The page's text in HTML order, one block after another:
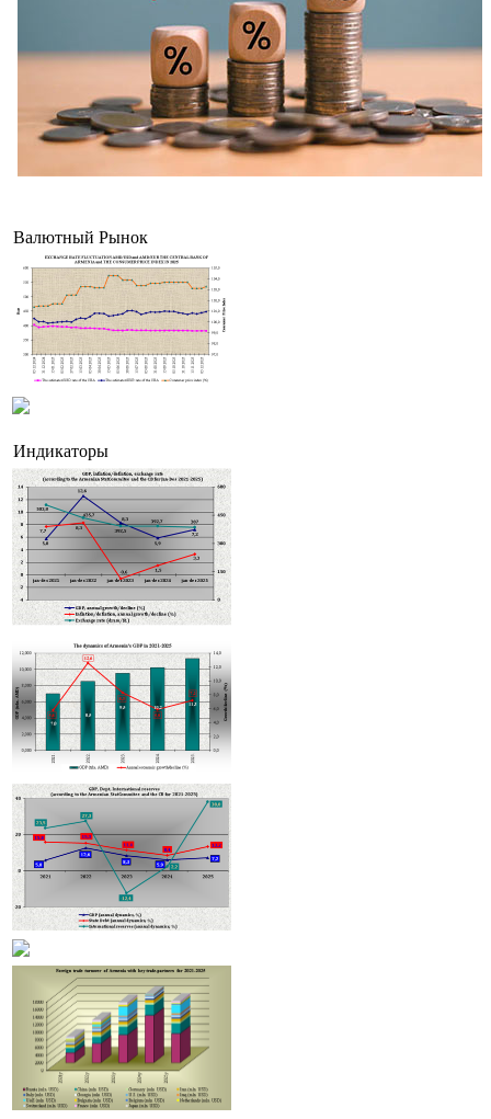
Самвел Карапетян назвал "успехом" армянской власти снижение товарооборота с
на 2/3 по отношению к прошлому году
В Армении агрострахование активизируется
Валютный Рынок
Индикаторы